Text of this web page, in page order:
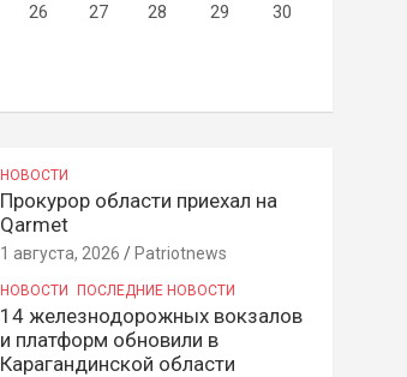
26 27 28 29
30
НОВОСТИ
Прокурор области приехал на
Qarmet
1 августа, 2026 Patriotnews
НОВОСТИ ПОСЛЕДНИЕ НОВОСТИ
14 железнодорожных вокзалов
и платформ обновили в
Карагандинской области